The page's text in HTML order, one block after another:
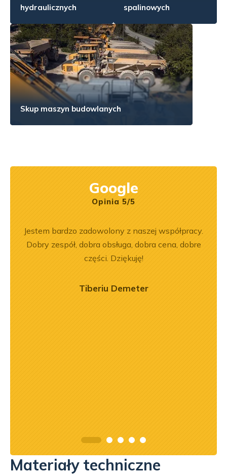
hydraulicznych spalinowych
Skup maszyn budowlanych
Google
Opinia 5/5
Jestem bardzo zadowolony z naszej współpracy.
Dobry zespół, dobra obsługa, dobra cena, dobre
części. Dziękuję!
Tiberiu Demeter
Materiały techniczne